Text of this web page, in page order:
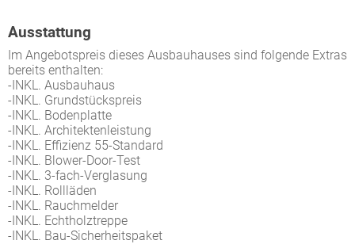
Ausstattung
Im Angebotspreis dieses Ausbauhauses sind folgende Extras
bereits enthalten:
-INKL. Ausbauhaus
-INKL. Grundstückspreis
-INKL. Bodenplatte
-INKL. Architektenleistung
-INKL. Effizienz 55-Standard
-INKL. Blower-Door-Test
-INKL. 3-fach-Verglasung
-INKL. Rollläden
-INKL. Rauchmelder
-INKL. Echtholztreppe
-INKL. Bau-Sicherheitspaket